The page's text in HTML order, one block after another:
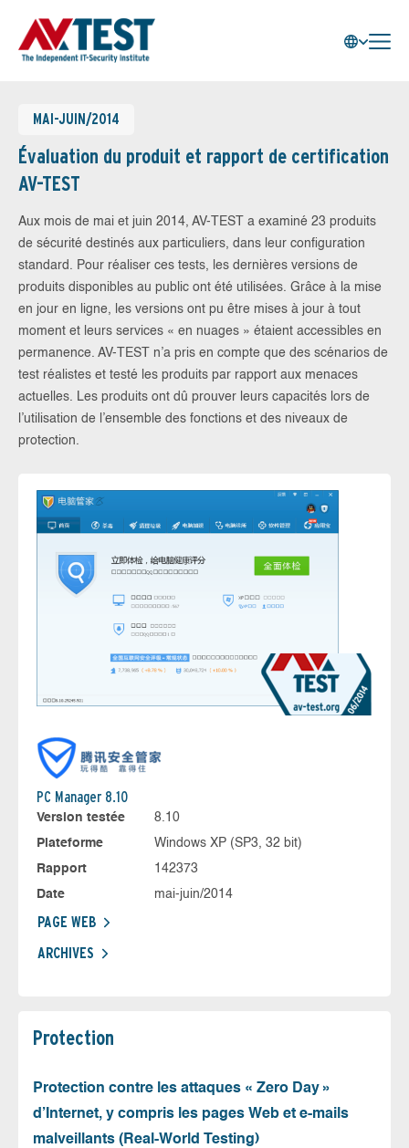
MAI-JUIN/2014
Évaluation du produit et rapport de certification
AV-TEST
Aux mois de mai et juin 2014, AV-TEST a examiné 23 produits
de sécurité destinés aux particuliers, dans leur configuration
standard. Pour réaliser ces tests, les dernières versions de
produits disponibles au public ont été utilisées. Grâce à la mise
en jour en ligne, les versions ont pu être mises à jour à tout
moment et leurs services « en nuages » étaient accessibles en
permanence. AV-TEST n’a pris en compte que des scénarios de
test réalistes et testé les produits par rapport aux menaces
actuelles. Les produits ont dû prouver leurs capacités lors de
l’utilisation de l’ensemble des fonctions et des niveaux de
protection.
PC Manager 8.10
Version testée
8.10
Plateforme
Windows XP (SP3, 32 bit)
Rapport
142373
Date
mai-juin/2014
PAGE WEB
ARCHIVES
Protection
Protection contre les attaques « Zero Day »
d’Internet, y compris les pages Web et e-mails
malveillants (Real-World Testing)